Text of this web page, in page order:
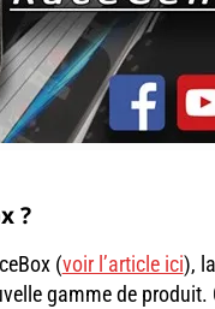
?
(voir l’article ici),
gamme de produit.